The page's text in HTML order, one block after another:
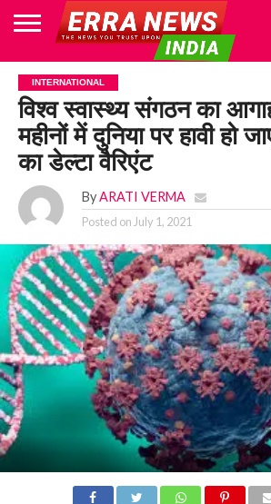
HOME
POLITICS
NEWS
BUSINESS
CULTURE
NATIONAL
SPORTS
LIFESTYLE
TRAVEL
OPINION
BREAKING
NEWS
ENTERTAINMENT
WORLD
CRIME
JOIN
US
INTERNATIONAL
विश्व स्वास्थ्य संगठन का
महीनों में दुनिया पर हावी हो
का डेल्टा वैरिएंट
By ARATI VERMA
Posted on July 1, 2021